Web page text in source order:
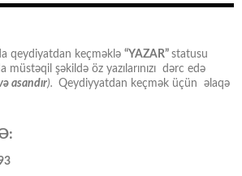
qeydiyatdan keçməklə “YAZAR” statusu
müstəqil şəkildə öz yazılarınızı dərc edə
asandır). Qeydiyyatdan keçmək üçün əlaqə